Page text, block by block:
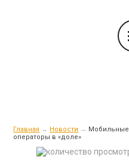
Главная → Новости → Мобильные
операторы в «доле»